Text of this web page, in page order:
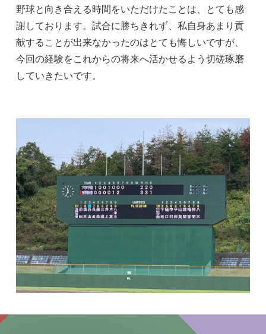
野球と向き合える時間をいただけたことは、とても感
謝しております。試合に勝ちきれず、私自身あまり貢
献することが出来なかったのはとても悔しいですが、
今回の経験をこれからの将来へ活かせるよう切磋琢磨
していきたいです。